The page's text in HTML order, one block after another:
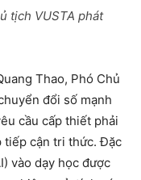
tịch VUSTA phát
Thao, Phó Chủ
đổi số mạnh
cầu cấp thiết phải
tiếp cận tri thức. Đặc
vào dạy học được